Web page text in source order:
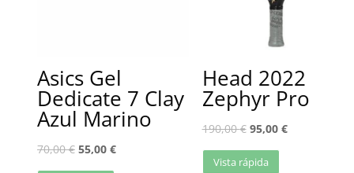
Asics Gel
Dedicate 7 Clay
Azul Marino
70,00€ 55,00 €
Head 2022
Zephyr Pro
190,00€ 95,00 €
Vista rápida